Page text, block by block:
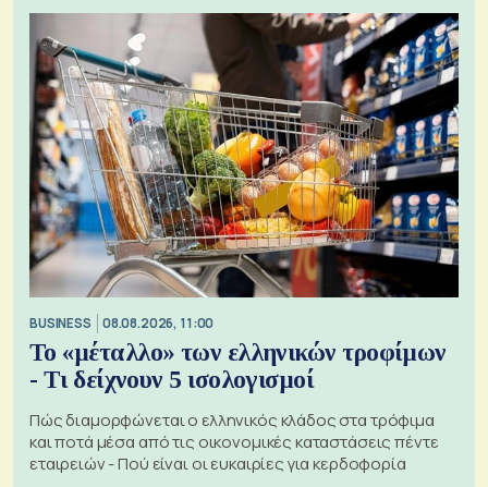
BUSINESS 08.08.2026, 11:00
Το «μέταλλο» των ελληνικών τροφίμων
- Τι δείχνουν 5 ισολογισμοί
Πώς διαμορφώνεται ο ελληνικός κλάδος στα τρόφιμα
και ποτά μέσα από τις οικονομικές καταστάσεις πέντε
εταιρειών - Πού είναι οι ευκαιρίες για κερδοφορία